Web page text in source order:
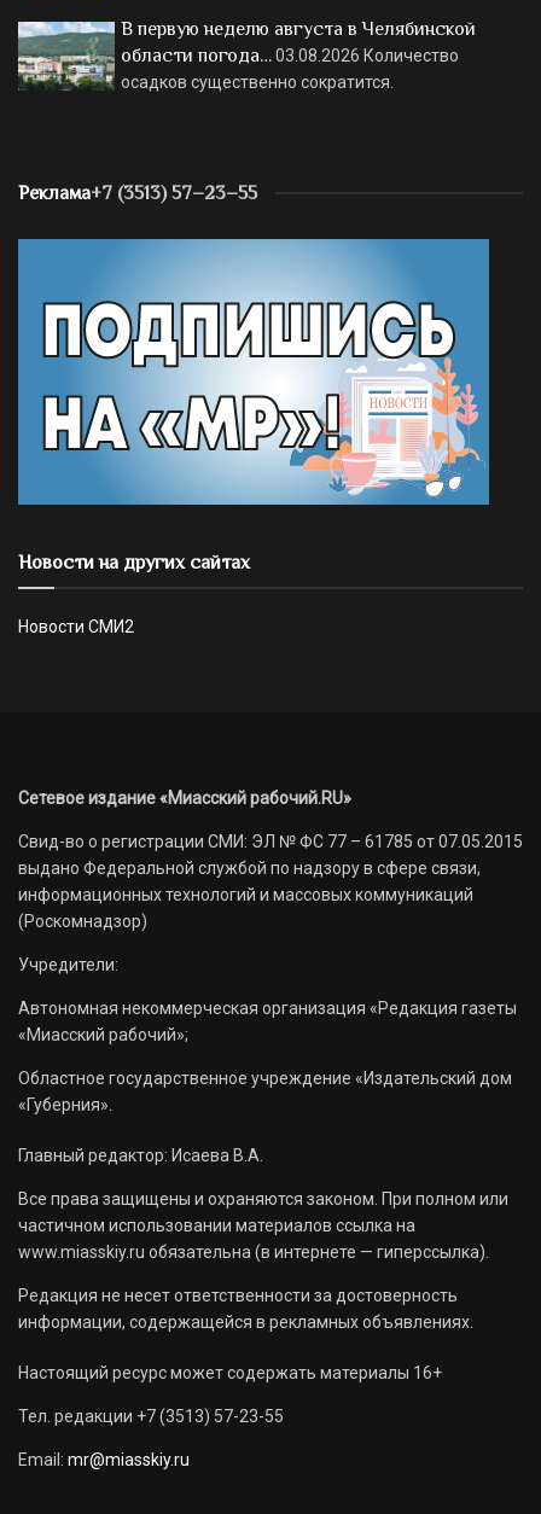
В первую неделю августа в Челябинской
области погода…03.08.2026 Количество
осадков существенно сократится.
Реклама+7 (3513) 57–23–55
Новости на других сайтах
Новости СМИ2
Сетевое издание «Миасский рабочий.RU»
Свид-во о регистрации СМИ: ЭЛ № ФС 77 – 61785 от 07.05.2015
выдано Федеральной службой по надзору в сфере связи,
информационных технологий и массовых коммуникаций
(Роскомнадзор)
Учредители:
Автономная некоммерческая организация «Редакция газеты
«Миасский рабочий»;
Областное государственное учреждение «Издательский дом
«Губерния».
Главный редактор: Исаева В.А.
Все права защищены и охраняются законом. При полном или
частичном использовании материалов ссылка на
www.miasskiy.ru обязательна (в интернете — гиперссылка).
Редакция не несет ответственности за достоверность
информации, содержащейся в рекламных объявлениях.
Настоящий ресурс может содержать материалы 16+
Тел. редакции +7 (3513) 57-23-55
Email: mr@miasskiy.ru